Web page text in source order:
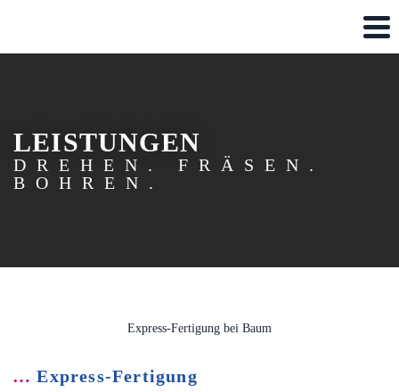
LEISTUNGEN
DREHEN. FRÄSEN.
BOHREN.
Express-Fertigung bei Baum
… Express-Fertigung